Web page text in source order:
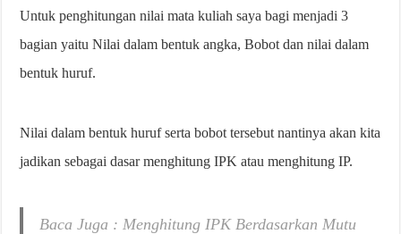
Untuk penghitungan nilai mata kuliah saya bagi menjadi 3
bagian yaitu Nilai dalam bentuk angka, Bobot dan nilai dalam
bentuk huruf.
Nilai dalam bentuk huruf serta bobot tersebut nantinya akan kita
jadikan sebagai dasar menghitung IPK atau menghitung IP.
Baca Juga : Menghitung IPK Berdasarkan Mutu